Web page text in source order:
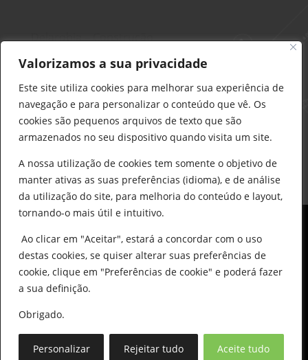
Valorizamos a sua privacidade
Este site utiliza cookies para melhorar sua experiência de
navegação e para personalizar o conteúdo que vê. Os
cookies são pequenos arquivos de texto que são
armazenados no seu dispositivo quando visita um site.
A nossa utilização de cookies tem somente o objetivo de
manter ativas as suas preferências (idioma), e de análise
da utilização do site, para melhoria do conteúdo e layout,
tornando-o mais útil e intuitivo.
Ao clicar em "Aceitar", estará a concordar com o uso
destas cookies, se quiser alterar suas preferências de
cookie, clique em "Preferências de cookie" e poderá fazer
a sua definição.
Obrigado.
Personalizar Rejeitar tudo Aceite tudo
Delarobia – Construção
912 441 514
construcao@delarobia.pt
R. António Andrade, 1171
2820-287 • Charneca de Caparica
© All Copyright 2025 by Delarobia.pt